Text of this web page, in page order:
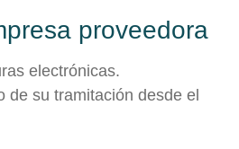
proveedora
electrónicas.
de su tramitación desde el